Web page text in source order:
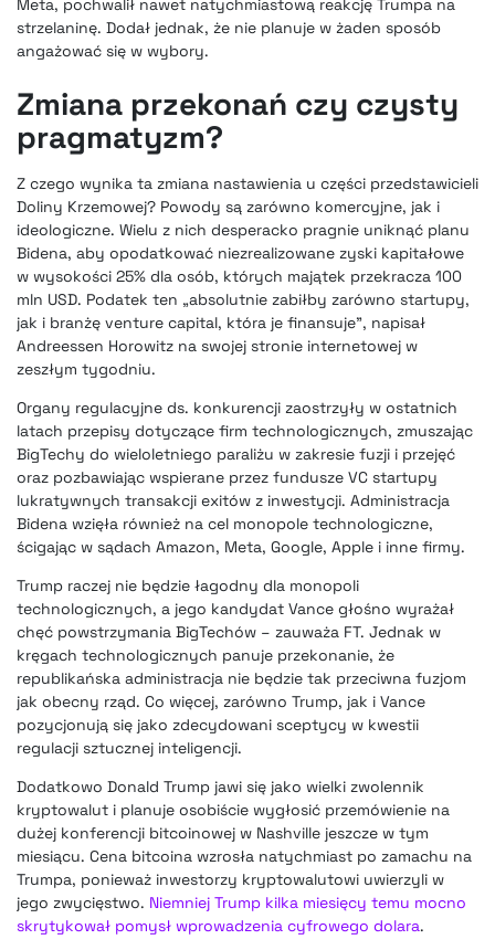
Meta, pochwalił nawet natychmiastową reakcję Trumpa na
strzelaninę. Dodał jednak, że nie planuje w żaden sposób
angażować się w wybory.
Zmiana przekonań czy czysty
pragmatyzm?
Z czego wynika ta zmiana nastawienia u części przedstawicieli
Doliny Krzemowej? Powody są zarówno komercyjne, jak i
ideologiczne. Wielu z nich desperacko pragnie uniknąć planu
Bidena, aby opodatkować niezrealizowane zyski kapitałowe
w wysokości 25% dla osób, których majątek przekracza 100
mln USD. Podatek ten „absolutnie zabiłby zarówno startupy,
jak i branżę venture capital, która je finansuje”, napisał
Andreessen Horowitz na swojej stronie internetowej w
zeszłym tygodniu.
Organy regulacyjne ds. konkurencji zaostrzyły w ostatnich
latach przepisy dotyczące firm technologicznych, zmuszając
BigTechy do wieloletniego paraliżu w zakresie fuzji i przejęć
oraz pozbawiając wspierane przez fundusze VC startupy
lukratywnych transakcji exitów z inwestycji. Administracja
Bidena wzięła również na cel monopole technologiczne,
ścigając w sądach Amazon, Meta, Google, Apple i inne firmy.
Trump raczej nie będzie łagodny dla monopoli
technologicznych, a jego kandydat Vance głośno wyrażał
chęć powstrzymania BigTechów – zauważa FT. Jednak w
kręgach technologicznych panuje przekonanie, że
republikańska administracja nie będzie tak przeciwna fuzjom
jak obecny rząd. Co więcej, zarówno Trump, jak i Vance
pozycjonują się jako zdecydowani sceptycy w kwestii
regulacji sztucznej inteligencji.
Dodatkowo Donald Trump jawi się jako wielki zwolennik
kryptowalut i planuje osobiście wygłosić przemówienie na
dużej konferencji bitcoinowej w Nashville jeszcze w tym
miesiącu. Cena bitcoina wzrosła natychmiast po zamachu na
Trumpa, ponieważ inwestorzy kryptowalutowi uwierzyli w
jego zwycięstwo. Niemniej Trump kilka miesięcy temu mocno
skrytykował pomysł wprowadzenia cyfrowego dolara.